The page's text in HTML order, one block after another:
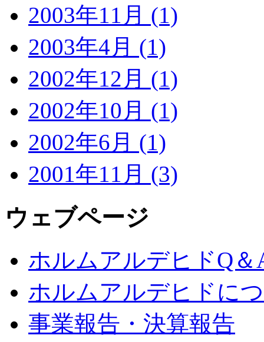
2003年11月 (1)
2003年4月 (1)
2002年12月 (1)
2002年10月 (1)
2002年6月 (1)
2001年11月 (3)
ウェブページ
ホルムアルデヒドQ＆
ホルムアルデヒドに
事業報告・決算報告